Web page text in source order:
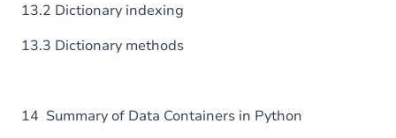
13.2 Dictionary indexing
13.3 Dictionary methods
14 Summary of Data Containers in Python